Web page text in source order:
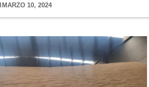
MARZO 10, 2024